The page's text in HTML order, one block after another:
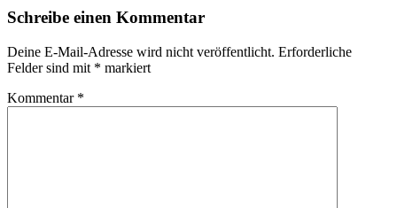
Schreibe einen Kommentar
Deine E-Mail-Adresse wird nicht veröffentlicht. Erforderliche
Felder sind mit * markiert
Kommentar *